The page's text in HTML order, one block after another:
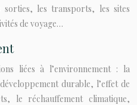
sorties, les transports, les sites
de voyage…
liées à l’environnement : la
durable, l’effet de
le réchauffement climatique,